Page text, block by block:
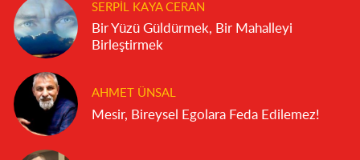
SERPIL KAYA CERAN
Bir Yüzü Güldürmek, Bir Mahalleyi
Birleştirmek
AHMET ÜNSAL
Mesir, Bireysel Egolara Feda Edilemez!